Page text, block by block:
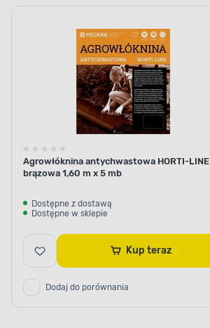
Agrowłóknina antychwastowa HORTI-LINE
brązowa 1,60 m x 5 mb
Dostępne z dostawą
Dostępne w sklepie
Kup teraz
Dodaj do porównania